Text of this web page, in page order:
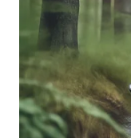
WN
MANDALIKA
WN
LIKUPANG
WN